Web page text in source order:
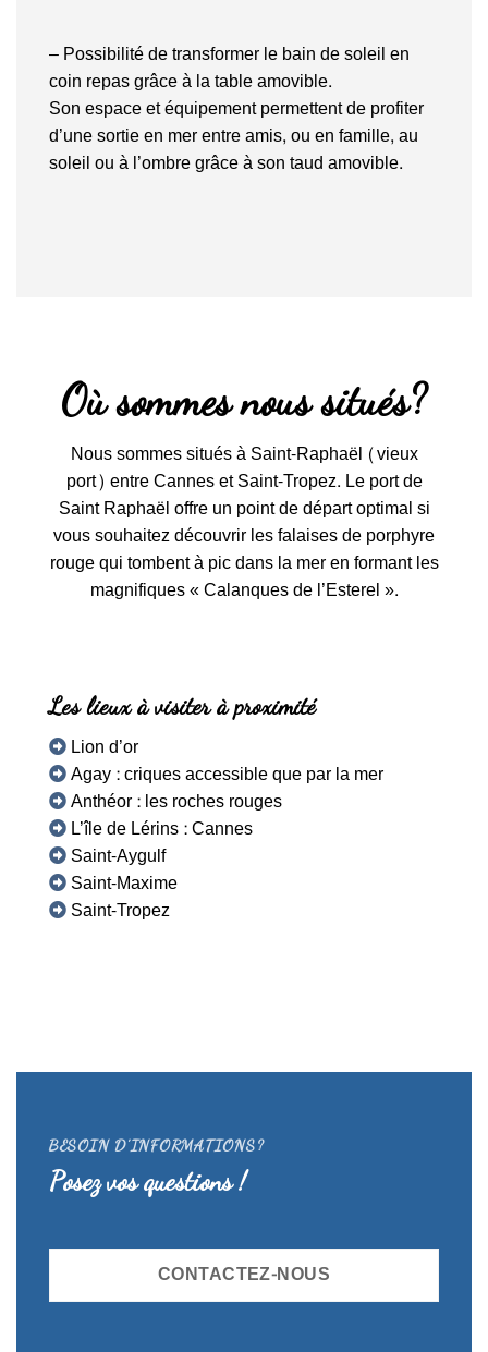
– Possibilité de transformer le bain de soleil en
coin repas grâce à la table amovible.
Son espace et équipement permettent de profiter
d’une sortie en mer entre amis, ou en famille, au
soleil ou à l’ombre grâce à son taud amovible.
Où sommes nous situés?
Nous sommes situés à Saint-Raphaël (vieux
port) entre Cannes et Saint-Tropez. Le port de
Saint Raphaël offre un point de départ optimal si
vous souhaitez découvrir les falaises de porphyre
rouge qui tombent à pic dans la mer en formant les
magnifiques « Calanques de l’Esterel ».
Les lieux à visiter à proximité
Lion d’or
Agay : criques accessible que par la mer
Anthéor : les roches rouges
L’île de Lérins : Cannes
Saint-Aygulf
Saint-Maxime
Saint-Tropez
BESOIN D’INFORMATIONS?
Posez vos questions !
CONTACTEZ-NOUS